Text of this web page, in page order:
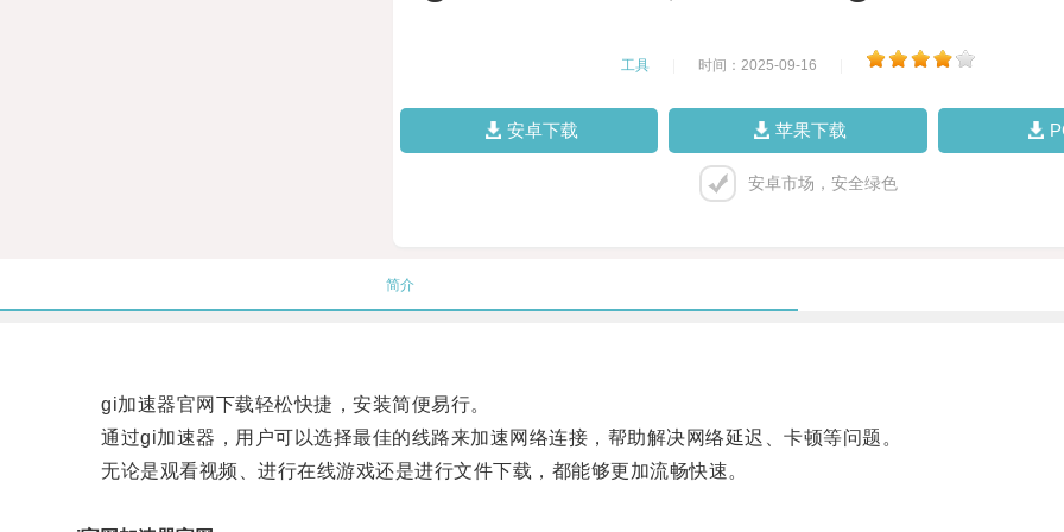
工具 时间：2025-09-16
安卓下载 苹果下载
安卓市场，安全绿色
简介
gi加速器官网下载轻松快捷，安装简便易行。
通过gi加速器，用户可以选择最佳的线路来加速网络连接，帮助解决网络延迟、卡顿等问题。
无论是观看视频、进行在线游戏还是进行文件下载，都能够更加流畅快速。